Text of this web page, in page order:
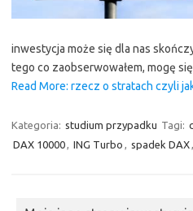
inwestycja może się dla nas
tego co zaobserwowałem, mogę
Read More: rzecz o stratach czyli
Kategoria: studium przypadku Tagi:
DAX 10000, ING Turbo , spadek DAX,